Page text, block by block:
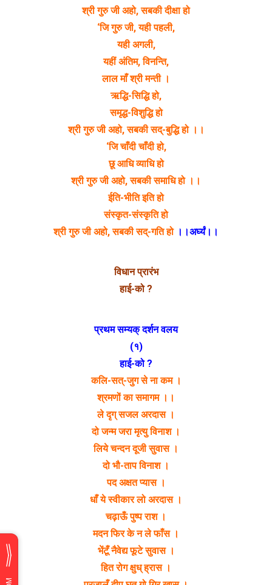
श्री गुरु जी अहो, सबकी दीक्षा हो
‘जि गुरु जी, यही पहली,
यही अगली,
यहीं अंतिम, विनन्ति,
लाल माँ श्री मन्ती ।
ऋद्धि-सिद्धि हो,
समृद्ध-विशुद्धि हो
श्री गुरु जी अहो, सबकी सद्-बुद्धि हो ।।
‘जि चाँदी चाँदी हो,
छू आधि व्याधि हो
श्री गुरु जी अहो, सबकी समाधि हो ।।
ईति-भीति इति हो
संस्कृत-संस्कृति हो
श्री गुरु जी अहो, सबकी सद्-गति हो।।अर्घ्यं।।
विधान प्रारंभ
हाई-को ?
प्रथम सम्यक् दर्शन वलय
(१)
हाई-को ?
कलि-सत्-जुग से ना कम ।
श्रमणों का समागम ।।
ले दृग् सजल अरदास ।
दो जन्म जरा मृत्यु विनाश ।
लिये चन्दन दूजी सुवास ।
दो भौ-ताप विनाश ।
पद अक्षत प्यास ।
धाँ ये स्वीकार लो अरदास ।
चढ़ाऊँ पुष्प राश ।
मदन फिर के न ले फाँस ।
भेंटूँ नैवेद्य फूटे सुवास ।
हित रोग क्षुध् ह्रास ।